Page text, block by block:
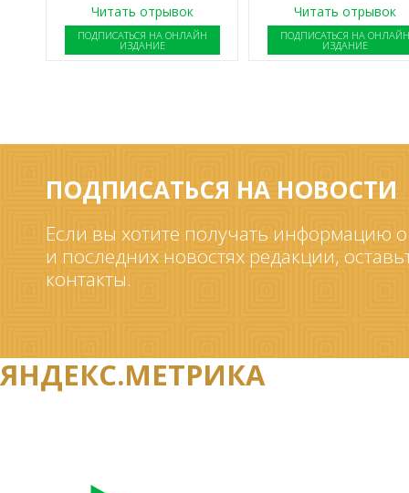
Читать отрывок
ПОДПИСАТЬСЯ НА ОНЛАЙН
ИЗДАНИЕ
Читать отрывок
ПОДПИСАТЬСЯ НА
ИЗДАНИЕ
ПОДПИСАТЬСЯ НА НОВОСТИ
Если вы хотите получать информацию
и последних новостях редакции,
контакты.
ЯНДЕКС.МЕТРИКА